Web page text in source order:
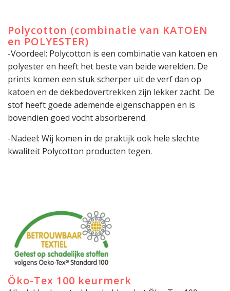
Polycotton (combinatie van KATOEN
en POLYESTER)
-Voordeel: Polycotton is een combinatie van katoen en
polyester en heeft het beste van beide werelden. De
prints komen een stuk scherper uit de verf dan op
katoen en de dekbedovertrekken zijn lekker zacht. De
stof heeft goede ademende eigenschappen en is
bovendien goed vocht absorberend.
-Nadeel: Wij komen in de praktijk ook hele slechte
kwaliteit Polycotton producten tegen.
Öko-Tex 100 keurmerk